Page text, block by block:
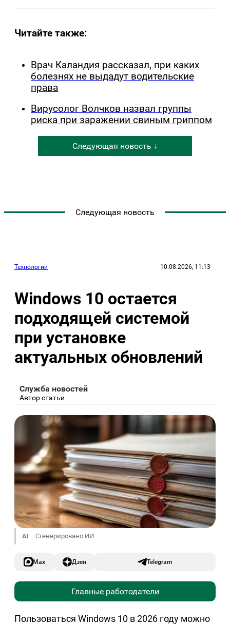
Читайте также:
Врач Каландия рассказал, при каких
болезнях не выдадут водительские
права
Вирусолог Волчков назвал группы
риска при заражении свиным гриппом
Следующая новость ↓
Следующая новость
Технологии 10.08.2026, 11:13
Windows 10 остается
подходящей системой
при установке
актуальных обновлений
Служба новостей
Автор статьи
AI Сгенерировано ИИ
Max Дзен Telegram
Главные работодатели
Пользоваться Windows 10 в 2026 году можно